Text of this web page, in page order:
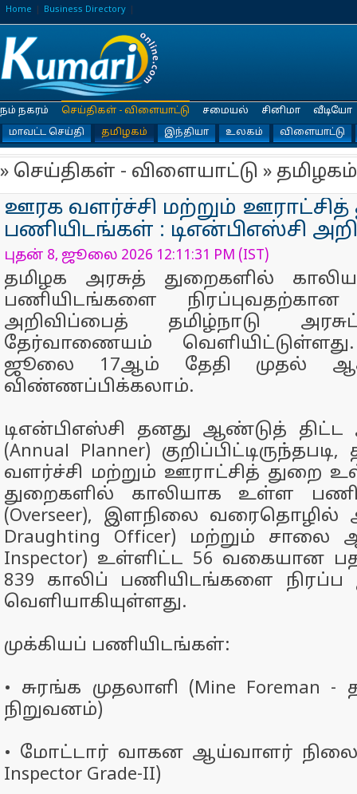
Home Business Directory
நம் நகரம்
செய்திகள் - விளையாட்டு
மாவட்ட செய்தி
தமிழகம் இந்தியா உலகம் விளையாட்டு
சமையல் சினிமா வீடியோ
» செய்திகள் - விளையாட்டு » தமிழகம்
ஊரக வளர்ச்சி மற்றும் ஊராட்சித்
பணியிடங்கள் : டிஎன்பிஎஸ்சி
புதன் 8, ஜூலை 2026 12:11:31 PM (IST)
தமிழக அரசுத் துறைகளில்
பணியிடங்களை நிரப்புவதற்கான
அறிவிப்பைத் தமிழ்நாடு
தேர்வாணையம் வெளியிட்டுள்ளது.
ஜூலை 17ஆம் தேதி முதல்
விண்ணப்பிக்கலாம்.
டிஎன்பிஎஸ்சி தனது ஆண்டுத்
(Annual Planner)
வளர்ச்சி மற்றும் ஊராட்சித் துறை
துறைகளில் காலியாக உள்ள
(Overseer), இளநிலை வரைதொழில்
Draughting Officer) மற்றும் சாலை
Inspector) உள்ளிட்ட 56 வகையான
839 காலிப் பணியிடங்களை நிரப்ப
வெளியாகியுள்ளது.
முக்கியப் பணியிடங்கள்:
• சுரங்க முதலாளி (Mine Foreman -
நிறுவனம்)
• மோட்டார் வாகன ஆய்வாளர் நிலை-2
Inspector Grade-II)